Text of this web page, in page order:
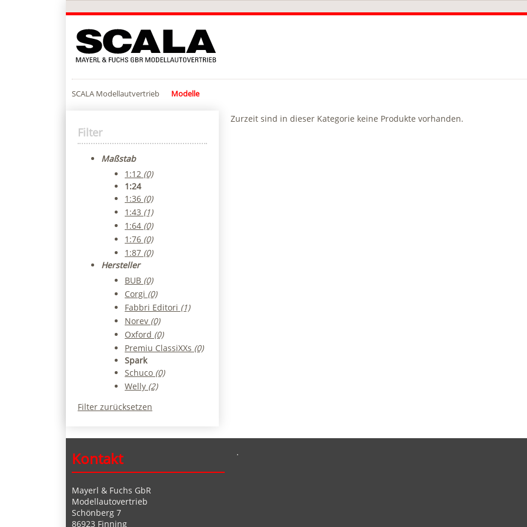
SCALA Modellautvertrieb Modelle
Zurzeit sind in dieser Kategorie keine Produkte vorhanden.
Filter
Maßstab
1:12 (0)
1:24
1:36 (0)
1:43 (1)
1:64 (0)
1:76 (0)
1:87 (0)
Hersteller
BUB (0)
Corgi (0)
Fabbri Editori (1)
Norev (0)
Oxford (0)
Premiu ClassiXXs (0)
Spark
Schuco (0)
Welly (2)
Filter zurücksetzen
Kontakt
Mayerl & Fuchs GbR
Modellautovertrieb
Schönberg 7
86923 Finning
.